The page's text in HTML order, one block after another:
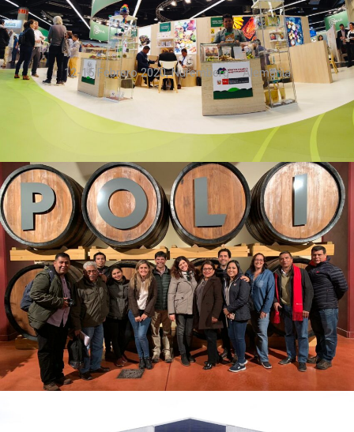
12-15 Febrero 2020, Nuremberg – Alemania